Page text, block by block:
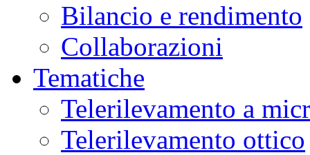
Bilancio e rendimento
Collaborazioni
Tematiche
Telerilevamento a
Telerilevamento ottico